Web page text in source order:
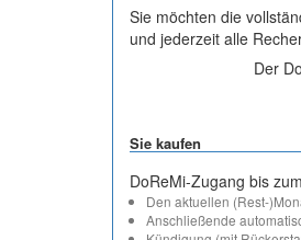
Sie möchten die
und jederzeit alle
Der
Sie kaufen
DoReMi-Zugang bis
Den aktuellen (Rest-
Anschließende